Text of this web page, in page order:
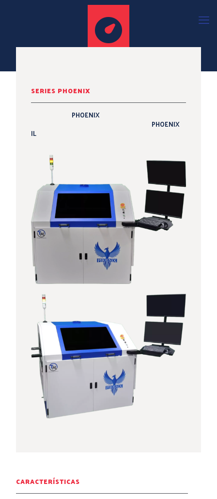
SERIES PHOENIX
PHOENIX
PHOENIX
IL
CARACTERÍSTICAS